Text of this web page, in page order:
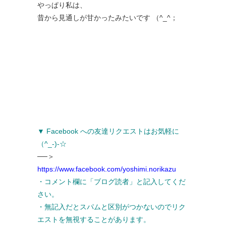
やっぱり私は、
昔から見通しが甘かったみたいです （^_^；
▼ Facebook への友達リクエストはお気軽に
（^_-)-☆
──＞
https://www.facebook.com/yoshimi.norikazu
・コメント欄に「ブログ読者」と記入してくだ
さい。
・無記入だとスパムと区別がつかないのでリク
エストを無視することがあります。